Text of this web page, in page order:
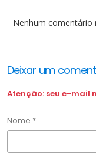
Nenhum comentário
Deixar um
Atenção: seu e-mail
Nome *